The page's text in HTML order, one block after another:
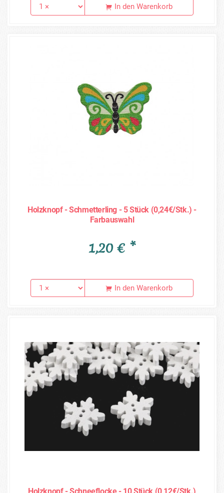
In den Warenkorb
Holzknopf - Schmetterling - 5 Stück (0,24€/Stk.) -
Farbauswahl
1,20 € *
In den Warenkorb